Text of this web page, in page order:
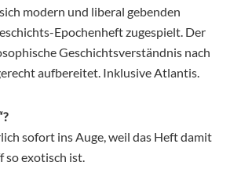
modern und liberal gebenden
Epochenheft zugespielt. Der
Geschichtsverständnis nach
aufbereitet. Inklusive Atlantis.
sofort ins Auge, weil das Heft damit
so exotisch ist.